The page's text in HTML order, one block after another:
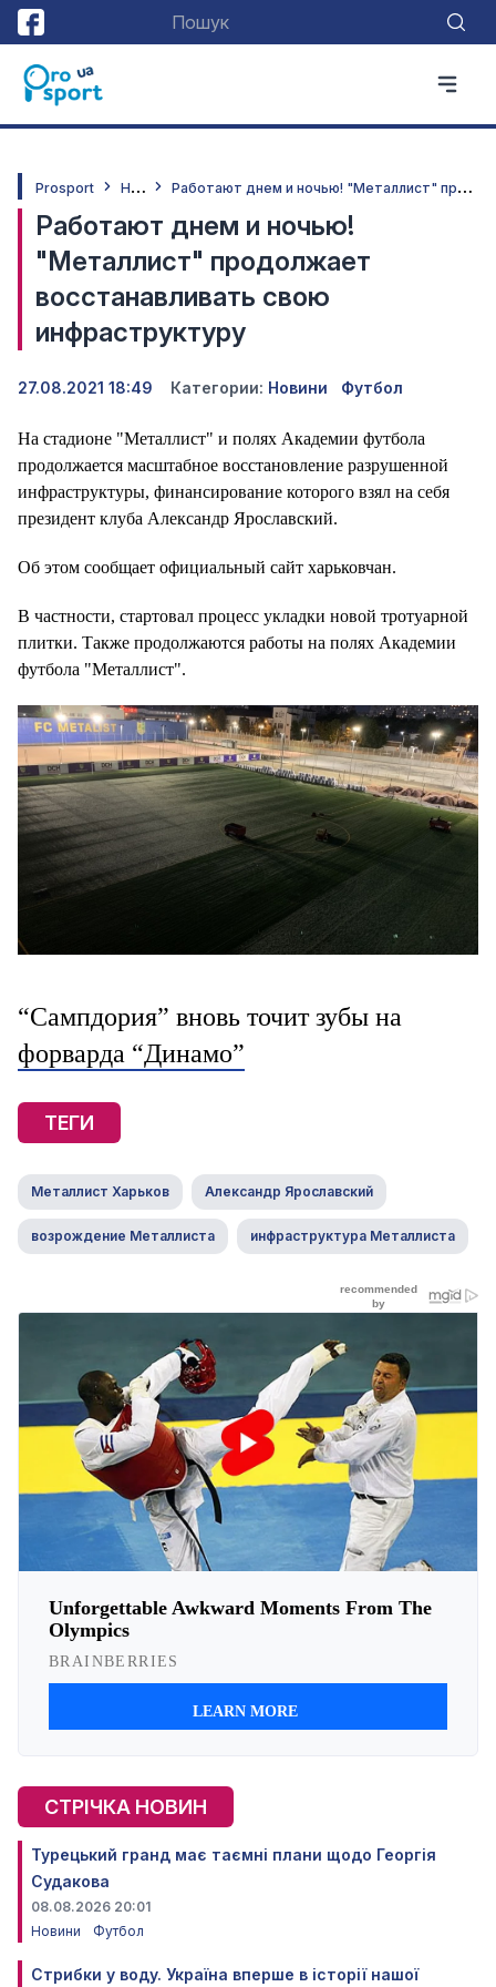
Prosport Н
овини Р
аботают днем и ночью! "Металлист" продолжает восстанавливать свою инфраструктуру
Работают днем и ночью!
"Металлист" продолжает
восстанавливать свою
инфраструктуру
27.08.2021 18:49 Категории: Новини Футбол
На стадионе "Металлист" и полях Академии футбола
продолжается масштабное восстановление разрушенной
инфраструктуры, финансирование которого взял на себя
президент клуба Александр Ярославский.
Об этом сообщает официальный сайт харьковчан.
В частности, стартовал процесс укладки новой тротуарной
плитки. Также продолжаются работы на полях Академии
футбола "Металлист".
“Сампдория” вновь точит зубы на
форварда “Динамо”
ТЕГИ
Металлист Харьков Александр Ярославский
возрождение Металлиста инфраструктура Металлиста
СТРІЧКА НОВИН
Турецький гранд має таємні плани щодо Георгія
Судакова
08.08.2026 20:01
Новини
Футбол
Стрибки у воду. Україна вперше в історії нашої